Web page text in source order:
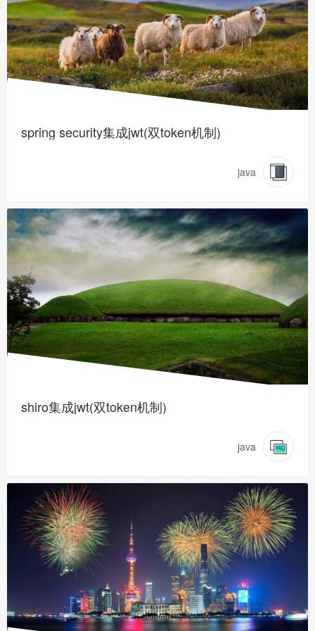
spring security集成jwt(双token机制)
java
shiro集成jwt(双token机制)
java